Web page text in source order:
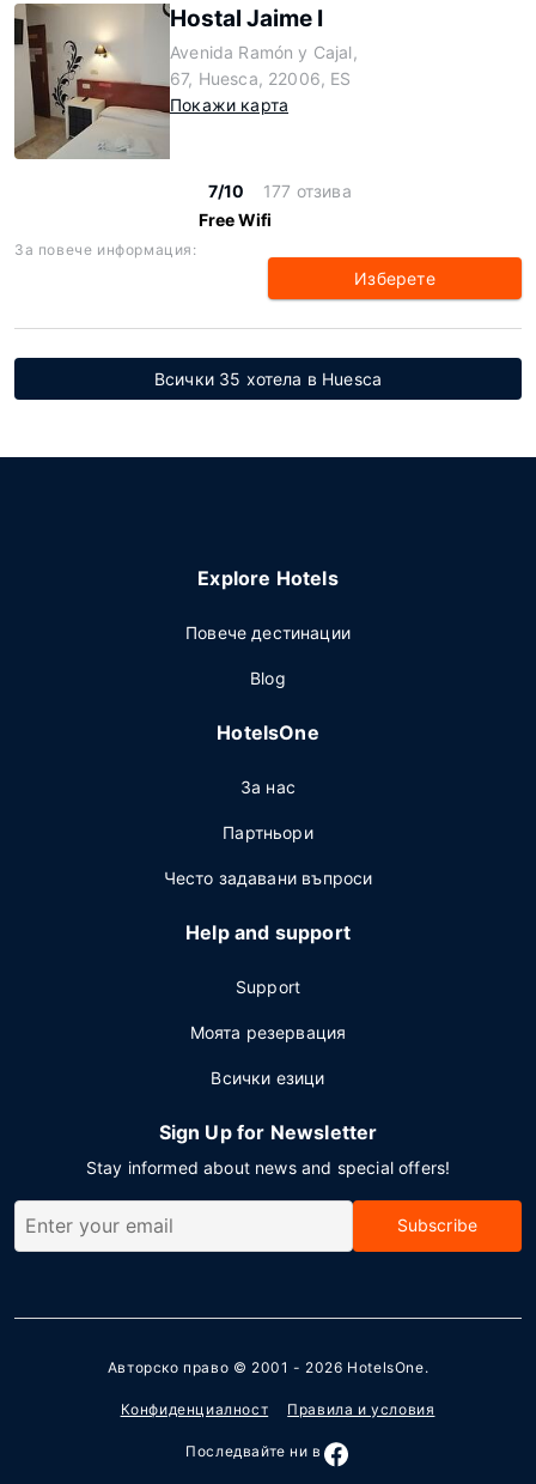
Hostal Jaime I
Avenida Ramón y Cajal,
67, Huesca, 22006, ES
Покажи карта
7/10
177 отзива
Free Wifi
За повече информация:
Изберете
Всички 35 хотела в Huesca
Explore Hotels
Повече дестинации
Blog
HotelsOne
За нас
Партньори
Често задавани въпроси
Help and support
Support
Моята резервация
Всички езици
Sign Up for Newsletter
Stay informed about news and special offers!
Subscribe
Авторско право © 2001 - 2026 HotelsOne.
Конфиденциалност Правила и условия
Последвайте ни в